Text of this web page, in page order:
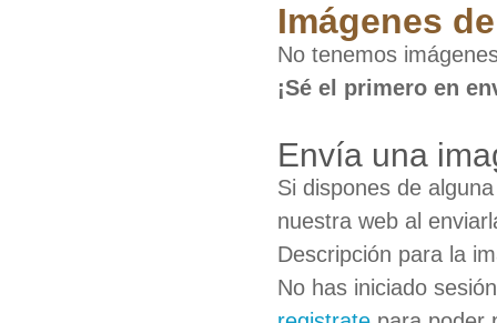
Imágenes
No tenemos
¡Sé el primero en
Envía una
Si dispones de
nuestra web al
Descripción para la
No has iniciado